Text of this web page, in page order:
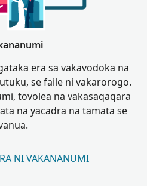
era sa vakavodoka na
se faile ni vakarorogo.
tovolea na vakasaqaqara
na yacadra na tamata se
NI VAKANANUMI